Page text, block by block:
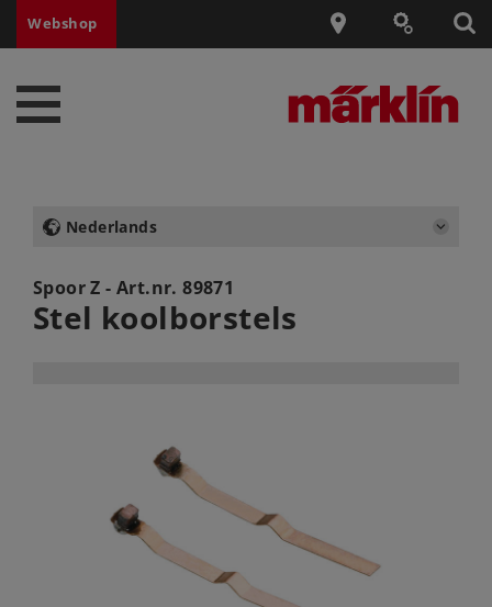
Webshop
Nederlands
Spoor Z - Art.nr.89871
Stel koolborstels